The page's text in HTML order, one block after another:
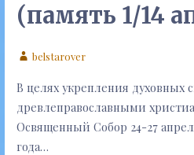
(память 1/14
belstarover
В целях укрепления духовных
древлеправославными
Освященный Собор 24-27
года…